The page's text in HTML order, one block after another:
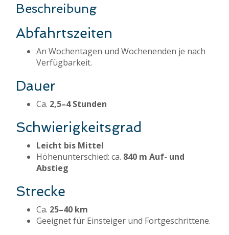
Beschreibung
Abfahrtszeiten
An Wochentagen und Wochenenden je nach
Verfügbarkeit.
Dauer
Ca. 2,5–4 Stunden
Schwierigkeitsgrad
Leicht bis Mittel
Höhenunterschied: ca. 840 m Auf- und
Abstieg
Strecke
Ca. 25–40 km
Geeignet für Einsteiger und Fortgeschrittene.